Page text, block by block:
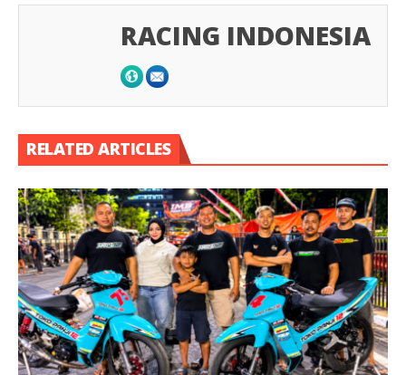
RACING INDONESIA
RELATED ARTICLES